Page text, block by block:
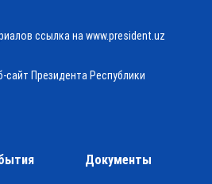
ссылка на www.president.uz
Президента Республики
Документы